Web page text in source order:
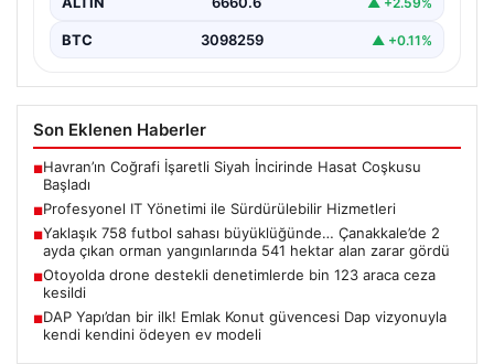
BTC 3098259 ▲ +0.11%
Son Eklenen Haberler
■Havran’ın Coğrafi İşaretli Siyah İncirinde Hasat Coşkusu
Başladı
■Profesyonel IT Yönetimi ile Sürdürülebilir Hizmetleri
■Yaklaşık 758 futbol sahası büyüklüğünde… Çanakkale’de 2
ayda çıkan orman yangınlarında 541 hektar alan zarar gördü
■Otoyolda drone destekli denetimlerde bin 123 araca ceza
kesildi
■DAP Yapı’dan bir ilk! Emlak Konut güvencesi Dap vizyonuyla
kendi kendini ödeyen ev modeli